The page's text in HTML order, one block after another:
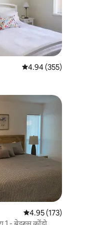
औसत रेटिंग 5 में से 4.94,
4.94 (355)
औसत रेटिंग 5 में से 4.95,
4.95 (173)